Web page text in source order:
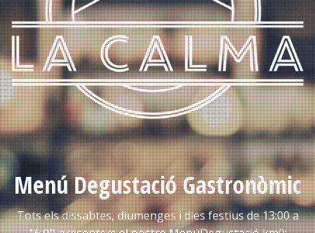
Menú Degustació Gastronòmic
Tots els dissabtes, diumenges i dies festius de 13:00 a